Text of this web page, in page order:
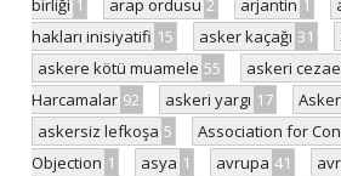
birliği 1 arap ordusu 2 arjantin 1
hakları inisiyatifi 15 asker kaçağı 31
askere kötü muamele 55 askeri
Harcamalar 92 askeri yargı 17
askersiz lefkoşa 5
Association for
Objection 1 asya 1 avrupa 41